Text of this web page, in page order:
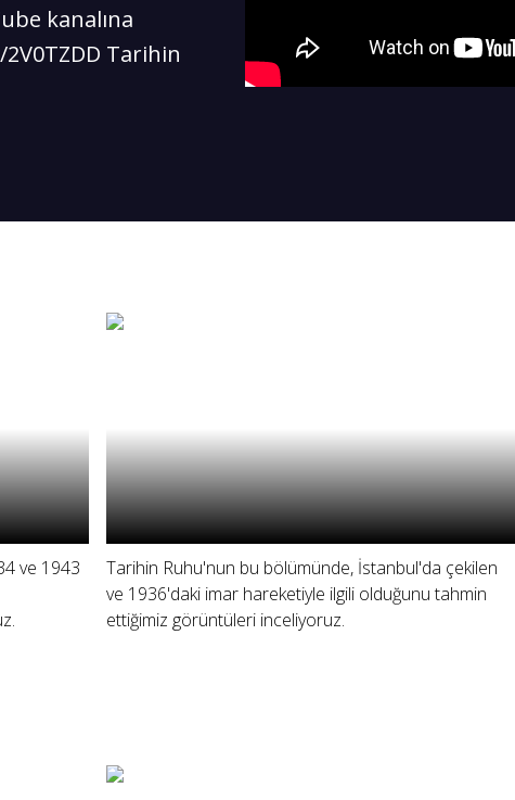
kanalına
Tarihin
ve 1943
Tarihin Ruhu'nun bu bölümünde, İstanbul'da çekilen
ve 1936'daki imar hareketiyle ilgili olduğunu tahmin
ettiğimiz görüntüleri inceliyoruz.